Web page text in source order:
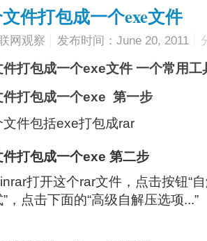
件打包成一个exe文件
网观察 发布时间：June 20, 2011
件打包成一个exe文件 一个常用
件打包成一个exe 第一步
文件包括exe打包成rar
件打包成一个exe 第二步
打开这个rar文件，点击按钮“
，点击下面的“高级自解压选项...”